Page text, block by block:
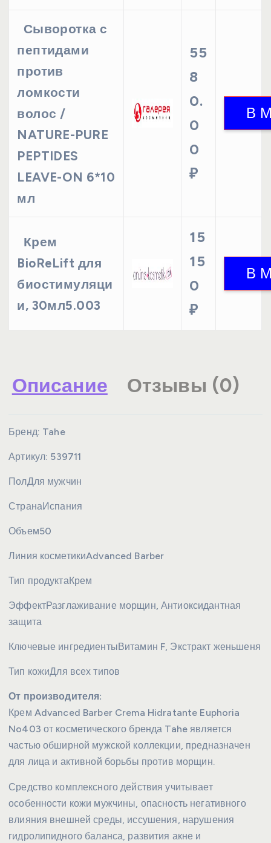
Сыворотка с
пептидами
против
ломкости
волос /
NATURE-PURE
PEPTIDES
LEAVE-ON 6*10
мл
55
8
0.
0
0
₽
Крем
BioReLift для
биостимуляци
и, 30мл5.003
15
15
0
₽
Описание Отзывы (0)
Бренд: Tahe
Артикул: 539711
ПолДля мужчин
СтранаИспания
Объем50
Линия косметикиAdvanced Barber
Тип продуктаКрем
ЭффектРазглаживание морщин, Антиоксидантная
защита
Ключевые ингредиенты Витамин F, Экстракт женьшеня
Тип кожиДля всех типов
От производителя:
Крем Advanced Barber Crema Hidratante Euphoria
No403 от косметического бренда Tahe является
частью обширной мужской коллекции, предназначен
для лица и активной борьбы против морщин.
Средство комплексного действия учитывает
особенности кожи мужчины, опасность негативного
влияния внешней среды, иссушения, нарушения
гидролипидного баланса, развития акне и